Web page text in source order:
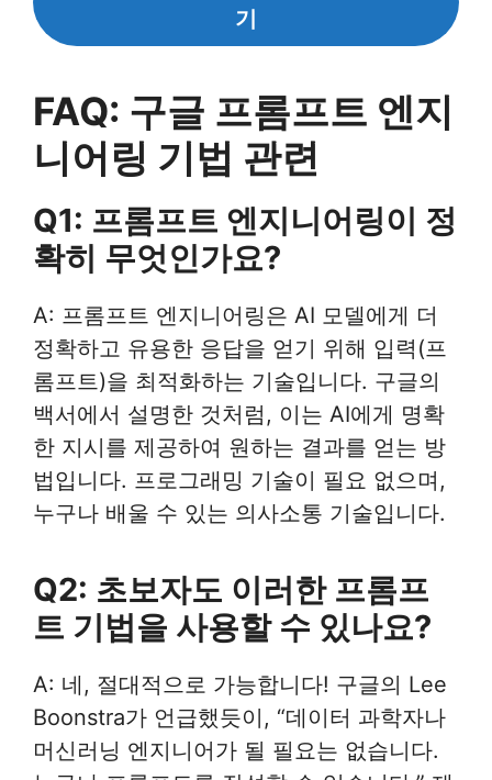
기
FAQ: 구글 프롬프트 엔지
니어링 기법 관련
Q1: 프롬프트 엔지니어링이 정
확히 무엇인가요?
A: 프롬프트 엔지니어링은 AI 모델에게 더
정확하고 유용한 응답을 얻기 위해 입력(프
롬프트)을 최적화하는 기술입니다. 구글의
백서에서 설명한 것처럼, 이는 AI에게 명확
한 지시를 제공하여 원하는 결과를 얻는 방
법입니다. 프로그래밍 기술이 필요 없으며,
누구나 배울 수 있는 의사소통 기술입니다.
Q2: 초보자도 이러한 프롬프
트 기법을 사용할 수 있나요?
A: 네, 절대적으로 가능합니다! 구글의 Lee
Boonstra가 언급했듯이, “데이터 과학자나
머신러닝 엔지니어가 될 필요는 없습니다.